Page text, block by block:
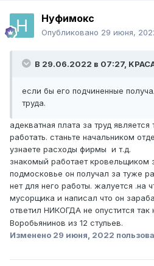
Нуфимокс
Опубликовано 29 июня,
В 29.06.2022 в 07:27,
если бы его подчиненные
труда.
адекватная плата за труд
работать. станьте начальником
узнаете расходы фирмы и т.д.
знакомый работает кровельщиком
подмосковье он получал за туже
нет для него работы. жалуется .на
мусорщика и написал что он
ответил НИКОГДА не опустится так
Воробьянинов из 12 стульев.
Изменено 29 июня, 2022